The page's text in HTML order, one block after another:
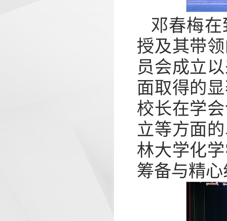
邓春梅
授及其带
员会成立
面取得的
校长在学
立等方面
林大学化
筹备与精